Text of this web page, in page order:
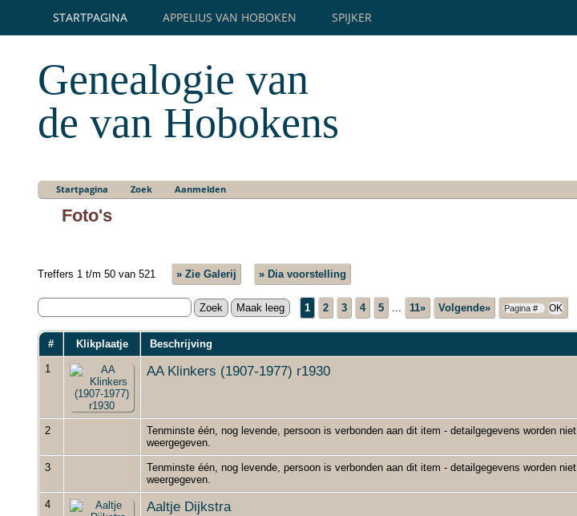
STARTPAGINA APPELIUS VAN HOBOKEN SPIJKER
Genealogie van
de van Hobokens
Startpagina Zoek Aanmelden
Foto's
Treffers 1 t/m 50 van 521 » Zie Galerij » Dia voorstelling
1 2 3 4 5 ... 11» Volgende»
# Klikplaatje Beschrijving
1 AA Klinkers (1907-1977) r1930
2
Tenminste één, nog levende, persoon is verbonden aan dit item - detailgegevens worden niet
weergegeven.
3
Tenminste één, nog levende, persoon is verbonden aan dit item - detailgegevens worden niet
weergegeven.
4 Aaltje Dijkstra